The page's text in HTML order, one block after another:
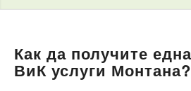
Как да получите
ВиК услуги Монтана?